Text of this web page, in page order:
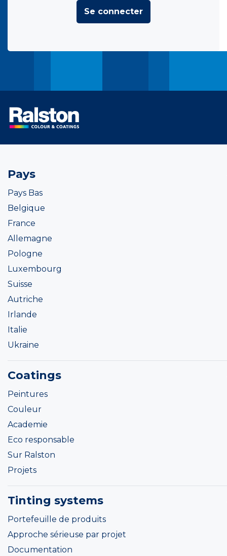
Se connecter
Pays
Pays Bas
Belgique
France
Allemagne
Pologne
Luxembourg
Suisse
Autriche
Irlande
Italie
Ukraine
Coatings
Peintures
Couleur
Academie
Eco responsable
Sur Ralston
Projets
Tinting systems
Portefeuille de produits
Approche sérieuse par projet
Documentation